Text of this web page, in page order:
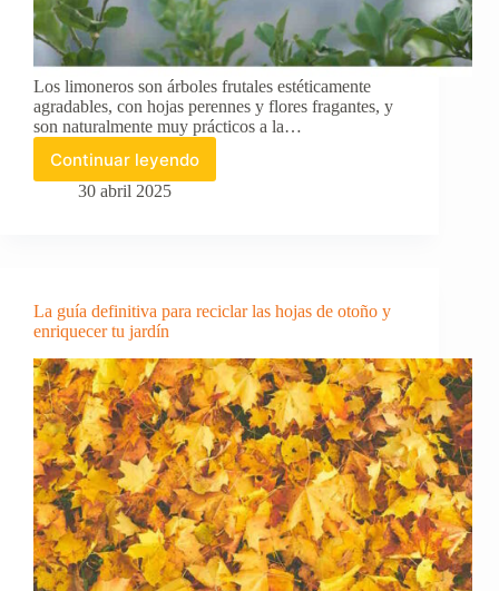
Los limoneros son árboles frutales estéticamente
agradables, con hojas perennes y flores fragantes, y
son naturalmente muy prácticos a la…
Continuar leyendo
Cómo
cuidar
consejos
esenciales
para
no
fracasar
30 abril 2025
La guía definitiva para reciclar las hojas de otoño y
enriquecer tu jardín